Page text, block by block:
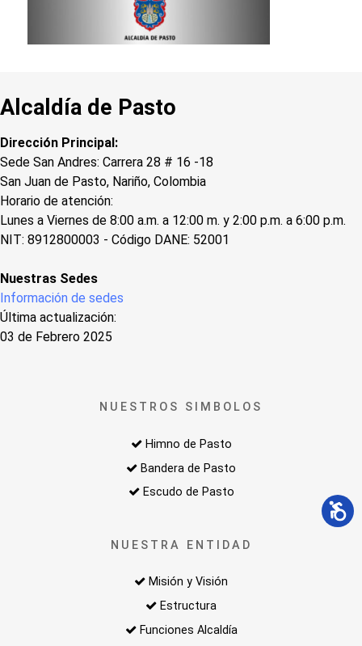
Alcaldía de Pasto
Dirección Principal:
Sede San Andres: Carrera 28 # 16 -18
San Juan de Pasto, Nariño, Colombia
Horario de atención:
Lunes a Viernes de 8:00 a.m. a 12:00 m. y 2:00 p.m. a 6:00 p.m.
NIT: 8912800003 - Código DANE: 52001
Nuestras Sedes
Información de sedes
Última actualización:
03 de Febrero 2025
NUESTROS SIMBOLOS
Himno de Pasto
Bandera de Pasto
Escudo de Pasto
NUESTRA ENTIDAD
Misión y Visión
Estructura
Funciones Alcaldía